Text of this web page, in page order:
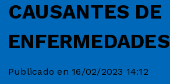
CAUSANTES DE
ENFERMEDADES
Publicado en 16/02/2023 14:12